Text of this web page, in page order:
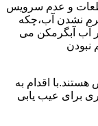
و عدم سرویس
نشدن آب،چکه
آب آبگرمکن می
نبودن
اقدام به
برای عیب یابی